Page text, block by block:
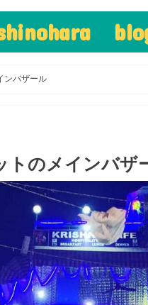
ンバザール
トのメインバザ